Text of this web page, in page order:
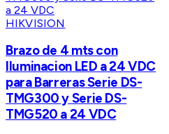
HIKVISION
Brazo de 4 mts con
Iluminacion LED a 24 VDC
para Barreras Serie DS-
TMG300 y Serie DS-
TMG520 a 24 VDC